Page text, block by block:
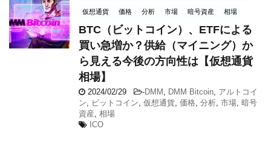
仮想通貨 価格 分析 市場 暗号資産 相場
BTC（ビットコイン）、ETFによる
買い急増か？供給（マイニング）か
ら見える今後の方向性は【仮想通貨
相場】
2024/02/29 -DMM DMM Bitcoin アルトコイ
ン
ビットコイン 仮想通貨 価格 分析 市場 暗号
資産 相場
ICO